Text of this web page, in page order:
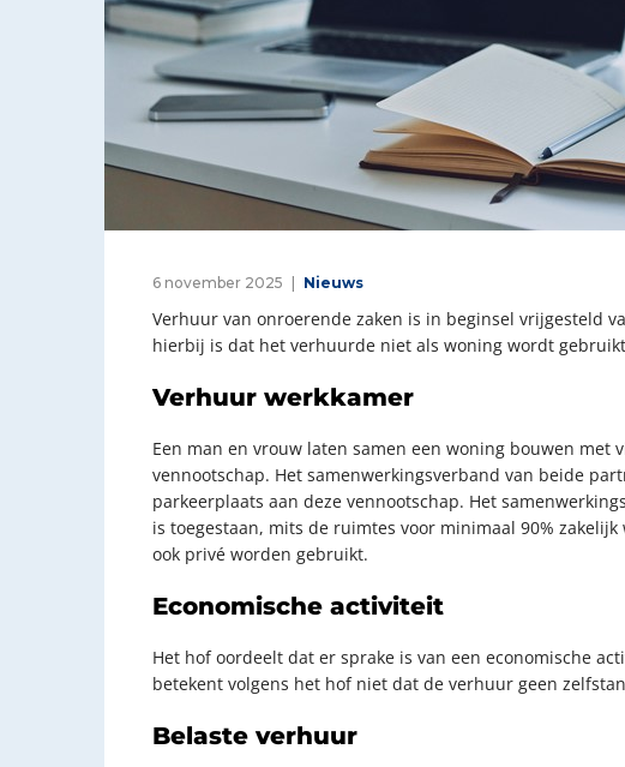
6 november 2025 Nieuws
Verhuur van onroerende zaken is in beginsel vrijgesteld
hierbij is dat het verhuurde niet als woning wordt
Verhuur werkkamer
Een man en vrouw laten samen een woning bouwen
vennootschap. Het samenwerkingsverband van beide
parkeerplaats aan deze vennootschap. Het
is toegestaan, mits de ruimtes voor minimaal 90%
ook privé worden gebruikt.
Economische activiteit
Het hof oordeelt dat er sprake is van een economische
betekent volgens het hof niet dat de verhuur geen
Belaste verhuur